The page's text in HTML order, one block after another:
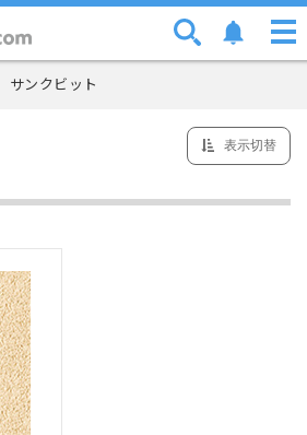
サンクビット
表示切替